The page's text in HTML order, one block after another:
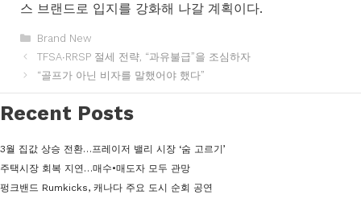
스 브랜드로 입지를 강화해 나갈 계획이다.
카
테
리
Brand New
TFSA∙RRSP 절세 전략, “과유불급”을 조심하자
“골프가 아닌 비자를 말했어야 했다”
Recent Posts
3월 집값 상승 전환…프레이저 밸리 시장 ‘숨 고르기’
주택시장 회복 지연…매수•매도자 모두 관망
펑크밴드 Rumkicks, 캐나다 주요 도시 순회 공연